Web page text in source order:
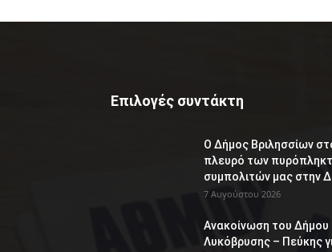
Επιλογές συντάκτη
Ο Δήμος Βριλησσίων
πλευρό των
συμπολιτών μας στην
7 Αυγούστου 2026
Ανακοίνωση του Δήμου
Λυκόβρυσης – Πεύκης